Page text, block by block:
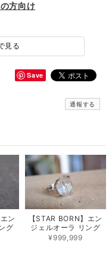
方向け
見る
Save
通報する
ン
グ
【STAR BORN】エン
ジェルオーラ リング
¥999,999